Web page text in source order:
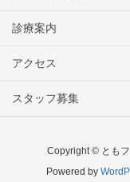
診療案内
アクセス
スタッフ募集
Copyright © とも
Powered by